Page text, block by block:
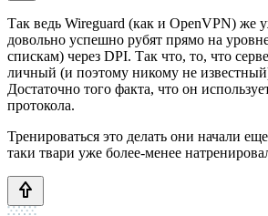
Так ведь Wireguard (как и OpenVPN) же
довольно успешно рубят прямо на
спискам) через DPI. Так что, то, что
личный (и поэтому никому не
Достаточно того факта, что он
протокола.
Тренироваться это делать они начали
таки твари уже более-менее